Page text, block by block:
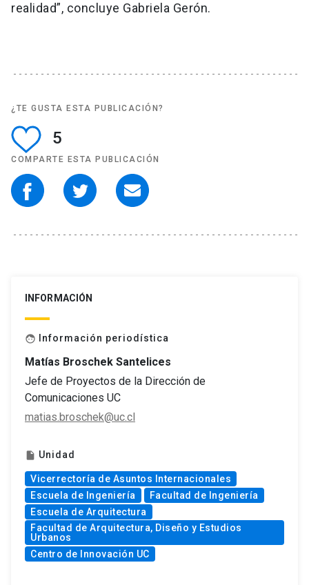
realidad”, concluye Gabriela Gerón.
¿TE GUSTA ESTA PUBLICACIÓN?
5
COMPARTE ESTA PUBLICACIÓN
INFORMACIÓN
face Información periodística
Matías Broschek Santelices
Jefe de Proyectos de la Dirección de
Comunicaciones UC
matias.broschek@uc.cl
insert_drive_file Unidad
Vicerrectoría de Asuntos Internacionales
Escuela de Ingeniería
Facultad de Ingeniería
Escuela de Arquitectura
Facultad de Arquitectura, Diseño y Estudios
Urbanos
Centro de Innovación UC